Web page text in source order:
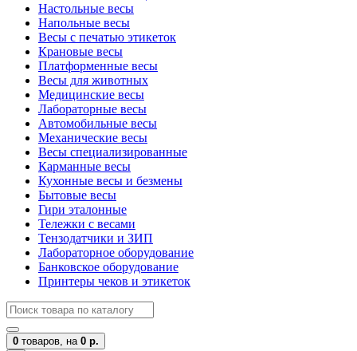
Настольные весы
Напольные весы
Весы с печатью этикеток
Крановые весы
Платформенные весы
Весы для животных
Медицинские весы
Лабораторные весы
Автомобильные весы
Механические весы
Весы специализированные
Карманные весы
Кухонные весы и безмены
Бытовые весы
Гири эталонные
Тележки с весами
Тензодатчики и ЗИП
Лабораторное оборудование
Банковское оборудование
Принтеры чеков и этикеток
0 товаров, на 0 р.